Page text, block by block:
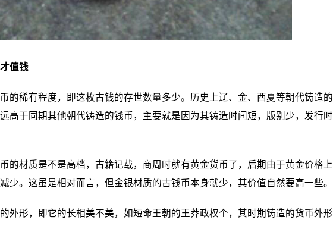
值钱
稀有程度，即这枚古钱的存世数量多少。历史上辽、金、西夏等朝代铸造的
高于同期其他朝代铸造的钱币，主要就是因为其铸造时间短，版别少，发行时
材质是不是高档，古籍记载，商周时就有黄金货币了，后期由于黄金价格上
少。这虽是相对而言，但金银材质的古钱币本身就少，其价值自然要高一些。
形，即它的长相美不美，如短命王朝的王莽政权个，其时期铸造的货币外形